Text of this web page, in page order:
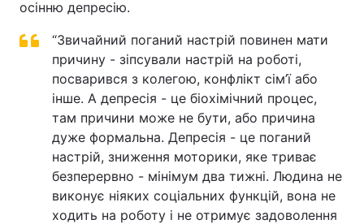
осінню депресію.
“Звичайний поганий настрій повинен мати
причину - зіпсували настрій на роботі,
посварився з колегою, конфлікт сім’ї або
інше. А депресія - це біохімічний процес,
там причини може не бути, або причина
дуже формальна. Депресія - це поганий
настрій, зниження моторики, яке триває
безперервно - мінімум два тижні. Людина не
виконує ніяких соціальних функцій, вона не
ходить на роботу і не отримує задоволення